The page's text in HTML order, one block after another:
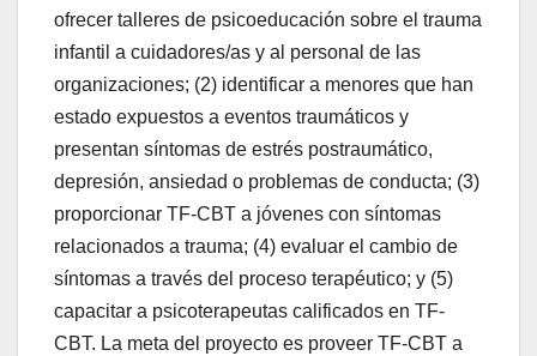
ofrecer talleres de psicoeducación sobre el trauma
infantil a cuidadores/as y al personal de las
organizaciones; (2) identificar a menores que han
estado expuestos a eventos traumáticos y
presentan síntomas de estrés postraumático,
depresión, ansiedad o problemas de conducta; (3)
proporcionar TF-CBT a jóvenes con síntomas
relacionados a trauma; (4) evaluar el cambio de
síntomas a través del proceso terapéutico; y (5)
capacitar a psicoterapeutas calificados en TF-
CBT. La meta del proyecto es proveer TF-CBT a